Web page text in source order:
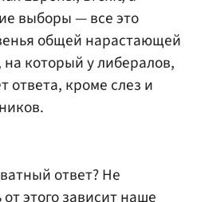
выборы — все это
общей нарастающей
который у либералов,
ответа, кроме слез и
ответ? Не
этого зависит наше